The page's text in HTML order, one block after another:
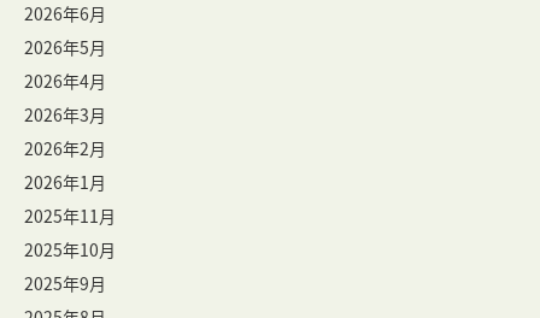
2026年6月
2026年5月
2026年4月
2026年3月
2026年2月
2026年1月
2025年11月
2025年10月
2025年9月